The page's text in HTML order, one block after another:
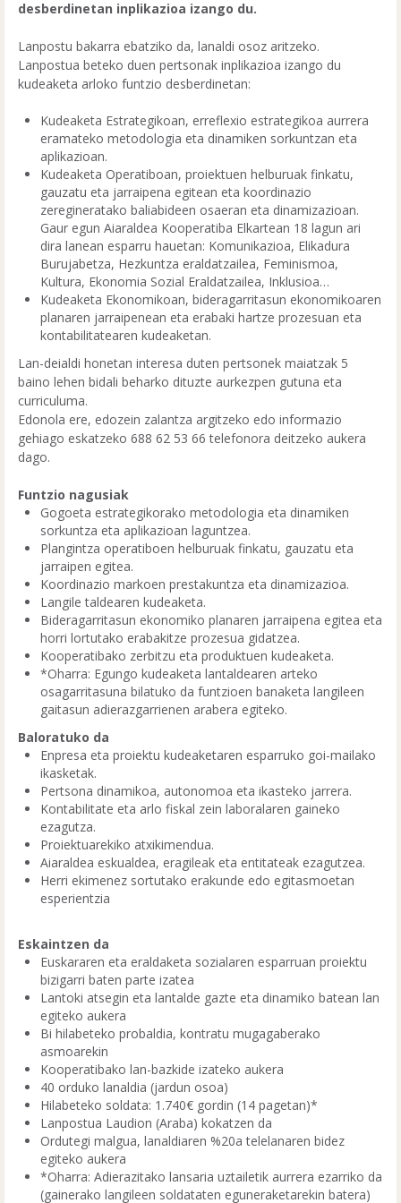
desberdinetan inplikazioa izango du.
Lanpostu bakarra ebatziko da, lanaldi osoz aritzeko.
Lanpostua beteko duen pertsonak inplikazioa izango du
kudeaketa arloko funtzio desberdinetan:
Kudeaketa Estrategikoan, erreflexio estrategikoa aurrera
eramateko metodologia eta dinamiken sorkuntzan eta
aplikazioan.
Kudeaketa Operatiboan, proiektuen helburuak finkatu,
gauzatu eta jarraipena egitean eta koordinazio
zeregineratako baliabideen osaeran eta dinamizazioan.
Gaur egun Aiaraldea Kooperatiba Elkartean 18 lagun ari
dira lanean esparru hauetan: Komunikazioa, Elikadura
Burujabetza, Hezkuntza eraldatzailea, Feminismoa,
Kultura, Ekonomia Sozial Eraldatzailea, Inklusioa…
Kudeaketa Ekonomikoan, bideragarritasun ekonomikoaren
planaren jarraipenean eta erabaki hartze prozesuan eta
kontabilitatearen kudeaketan.
Lan-deialdi honetan interesa duten pertsonek maiatzak 5
baino lehen bidali beharko dituzte aurkezpen gutuna eta
curriculuma.
Edonola ere, edozein zalantza argitzeko edo informazio
gehiago eskatzeko 688 62 53 66 telefonora deitzeko aukera
dago.
Funtzio nagusiak
Gogoeta estrategikorako metodologia eta dinamiken
sorkuntza eta aplikazioan laguntzea.
Plangintza operatiboen helburuak finkatu, gauzatu eta
jarraipen egitea.
Koordinazio markoen prestakuntza eta dinamizazioa.
Langile taldearen kudeaketa.
Bideragarritasun ekonomiko planaren jarraipena egitea eta
horri lortutako erabakitze prozesua gidatzea.
Kooperatibako zerbitzu eta produktuen kudeaketa.
*Oharra: Egungo kudeaketa lantaldearen arteko
osagarritasuna bilatuko da funtzioen banaketa langileen
gaitasun adierazgarrienen arabera egiteko.
Baloratuko da
Enpresa eta proiektu kudeaketaren esparruko goi-mailako
ikasketak.
Pertsona dinamikoa, autonomoa eta ikasteko jarrera.
Kontabilitate eta arlo fiskal zein laboralaren gaineko
ezagutza.
Proiektuarekiko atxikimendua.
Aiaraldea eskualdea, eragileak eta entitateak ezagutzea.
Herri ekimenez sortutako erakunde edo egitasmoetan
esperientzia
Eskaintzen da
Euskararen eta eraldaketa sozialaren esparruan proiektu
bizigarri baten parte izatea
Lantoki atsegin eta lantalde gazte eta dinamiko batean lan
egiteko aukera
Bi hilabeteko probaldia, kontratu mugagaberako
asmoarekin
Kooperatibako lan-bazkide izateko aukera
40 orduko lanaldia (jardun osoa)
Hilabeteko soldata: 1.740€ gordin (14 pagetan)*
Lanpostua Laudion (Araba) kokatzen da
Ordutegi malgua, lanaldiaren %20a telelanaren bidez
egiteko aukera
*Oharra: Adierazitako lansaria uztailetik aurrera ezarriko da
(gainerako langileen soldataten eguneraketarekin batera)